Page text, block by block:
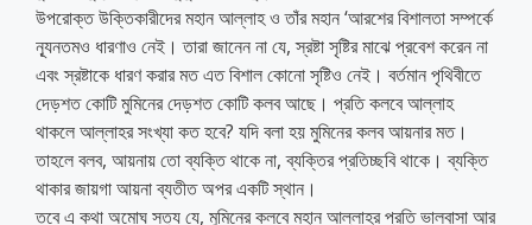
উপরোক্ত উক্তিকারীদের মহান আল্লাহ ও তাঁর মহান ‘আরশের বিশালতা সম্পর্কে
ন্যূনতমও ধারণাও নেই। তারা জানেন না যে, স্রষ্টা সৃষ্টির মাঝে প্রবেশ করেন না
এবং স্রষ্টাকে ধারণ করার মত এত বিশাল কোনো সৃষ্টিও নেই। বর্তমান পৃথিবীতে
দেড়শত কোটি মুমিনের দেড়শত কোটি কলব আছে। প্রতি কলবে আল্লাহ
থাকলে আল্লাহর সংখ্যা কত হবে? যদি বলা হয় মুমিনের কলব আয়নার মত।
তাহলে বলব, আয়নায় তো ব্যক্তি থাকে না, ব্যক্তির প্রতিচ্ছবি থাকে। ব্যক্তি
থাকার জায়গা আয়না ব্যতীত অপর একটি স্থান।
তবে এ কথা অমোঘ সত্য যে, মুমিনের কলবে মহান আল্লাহর প্রতি ভালবাসা আর